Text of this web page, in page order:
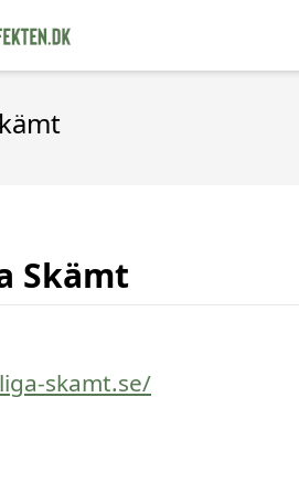
Skämt
skamt.se/